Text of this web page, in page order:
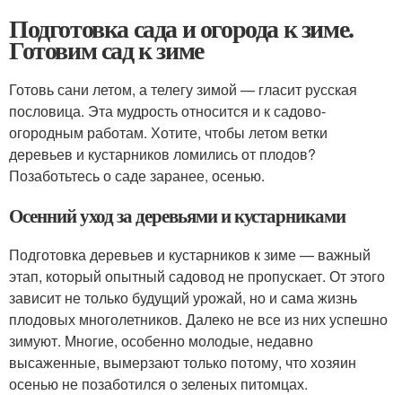
Подготовка сада и огорода к зиме.
Готовим сад к зиме
Готовь сани летом, а телегу зимой — гласит русская
пословица. Эта мудрость относится и к садово-
огородным работам. Хотите, чтобы летом ветки
деревьев и кустарников ломились от плодов?
Позаботьтесь о саде заранее, осенью.
Осенний уход за деревьями и кустарниками
Подготовка деревьев и кустарников к зиме — важный
этап, который опытный садовод не пропускает. От этого
зависит не только будущий урожай, но и сама жизнь
плодовых многолетников. Далеко не все из них успешно
зимуют. Многие, особенно молодые, недавно
высаженные, вымерзают только потому, что хозяин
осенью не позаботился о зеленых питомцах.